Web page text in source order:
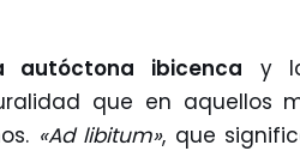
autóctona ibicenca y
que en aquellos
«Ad libitum», que